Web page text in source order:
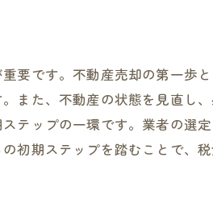
底解説
要です。不動産売却の第一歩
また、不動産の状態を見直し
テップの一環です。業者の選
初期ステップを踏むことで、